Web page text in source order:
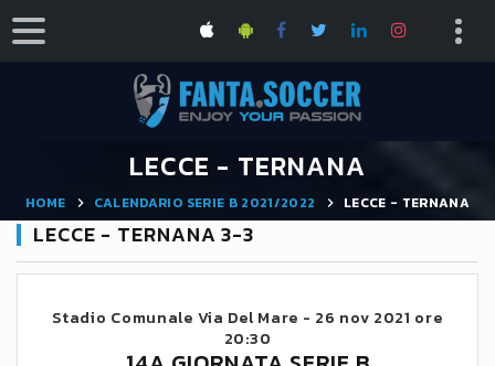
LECCE - TERNANA
HOME CALENDARIO SERIE B 2021/2022 LECCE - TERNANA
LECCE - TERNANA 3-3
Stadio Comunale Via Del Mare - 26 nov 2021 ore
20:30